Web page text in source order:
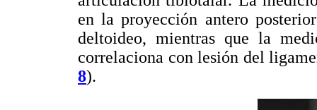
en la proyección antero
deltoideo, mientras que la
correlaciona con lesión del
8).